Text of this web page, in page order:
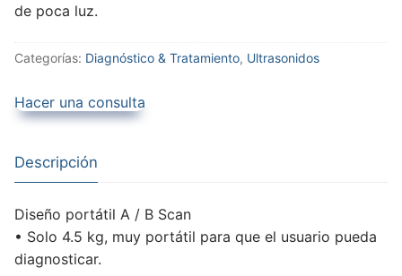
de poca luz.
Categorías: Diagnóstico & Tratamiento, Ultrasonidos
Hacer una consulta
Descripción
Diseño portátil A / B Scan
• Solo 4.5 kg, muy portátil para que el usuario pueda
diagnosticar.